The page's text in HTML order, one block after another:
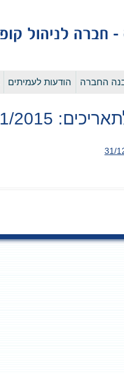
לדלג
החברה הודעות לעמיתים
01/01/2015